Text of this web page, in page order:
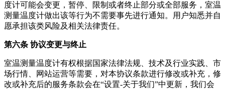
度计可能会变更，暂停、限制或者终止部分或全部服务， 室温
测量温度计做出该等行为不需要事先进行通知。用户知悉并自
愿承担该类风险及相关法律责任。
第六条 协议变更与终止
室温测量温度计有权根据国家法律法规、技术及行业实践、市
场行情、网站运营等需要，对本协议条款进行修改或补充，修
改或补充后的服务条款会在“设置-关于我们”中更新，我们会